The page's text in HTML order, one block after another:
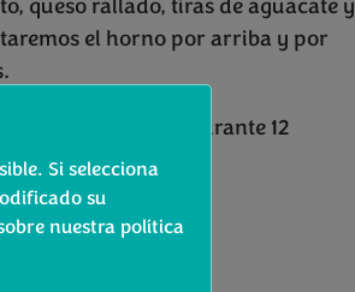
el horno por arriba y por
y la calentaremos durante 12
Si selecciona
su
nuestra política